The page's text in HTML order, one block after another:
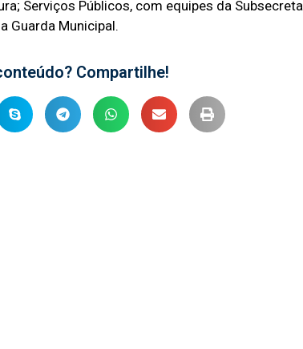
Serviços Públicos, com equipes da
Guarda Municipal.
Compartilhe!